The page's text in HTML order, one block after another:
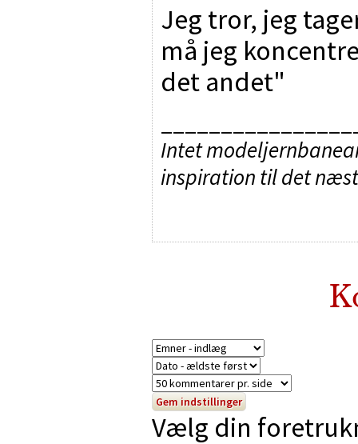
Jeg tror, jeg
må jeg
det andet"
Intet
inspiration til det
Vælg din